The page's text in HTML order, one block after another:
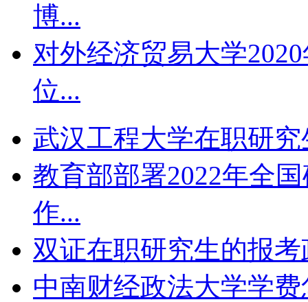
博...
对外经济贸易大学
位...
武汉工程大学在职研
教育部部署2022年全
作...
双证在职研究生的报考
中南财经政法大学学